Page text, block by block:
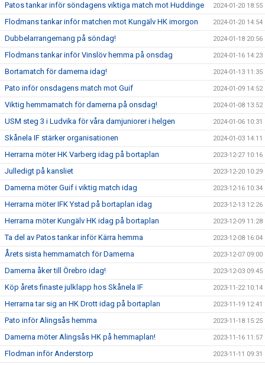
Patos tankar inför söndagens viktiga match mot Huddinge 2024-01-20 18:55
Flodmans tankar inför matchen mot Kungälv HK imorgon 2024-01-20 14:54
Dubbelarrangemang på söndag! 2024-01-18 20:56
Flodmans tankar inför Vinslöv hemma på onsdag 2024-01-16 14:23
Bortamatch för damerna idag! 2024-01-13 11:35
Pato inför onsdagens match mot Guif 2024-01-09 14:52
Viktig hemmamatch för damerna på onsdag! 2024-01-08 13:52
USM steg 3 i Ludvika för våra damjuniorer i helgen 2024-01-06 10:31
Skånela IF stärker organisationen 2024-01-03 14:11
Herrarna möter HK Varberg idag på bortaplan 2023-12-27 10:16
Julledigt på kansliet 2023-12-20 10:29
Damerna möter Guif i viktig match idag 2023-12-16 10:34
Herrarna möter IFK Ystad på bortaplan idag 2023-12-13 12:26
Herrarna möter Kungälv HK idag på bortaplan 2023-12-09 11:28
Ta del av Patos tankar inför Kärra hemma 2023-12-08 16:04
Årets sista hemmamatch för Damerna 2023-12-07 09:00
Damerna åker till Örebro idag! 2023-12-03 09:45
Köp årets finaste julklapp hos Skånela IF 2023-11-22 10:14
Herrarna tar sig an HK Drott idag på bortaplan 2023-11-19 12:41
Pato inför Alingsås hemma 2023-11-18 15:25
Damerna möter Alingsås HK på hemmaplan! 2023-11-16 11:57
Flodman inför Anderstorp 2023-11-11 09:31